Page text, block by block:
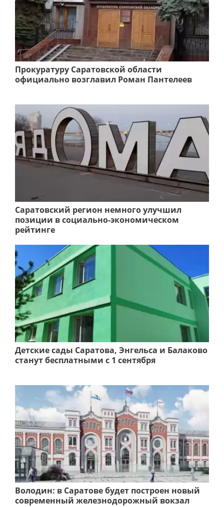
Прокуратуру Саратовской области
официально возглавил Роман Пантелеев
Саратовский регион немного улучшил
позиции в социально-экономическом
рейтинге
Детские сады Саратова, Энгельса и Балаково
станут бесплатными с 1 сентября
Володин: в Саратове будет построен новый
современный железнодорожный вокзал